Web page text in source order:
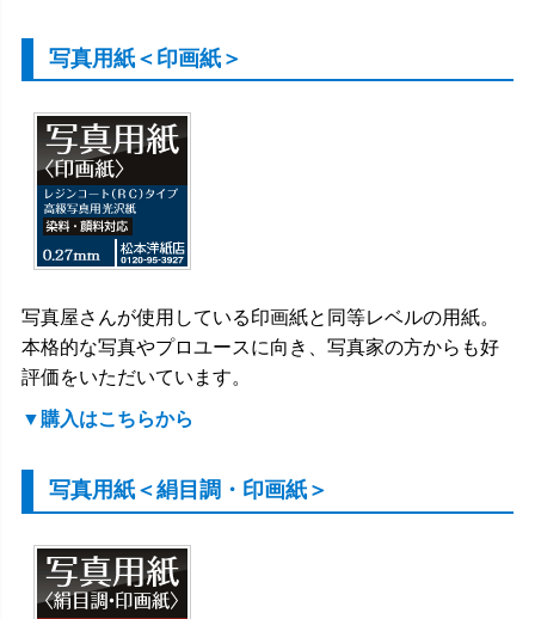
写真用紙＜印画紙＞
写真屋さんが使用している印画紙と同等レベルの用紙。
本格的な写真やプロユースに向き、写真家の方からも好
評価をいただいています。
▼購入はこちらから
写真用紙＜絹目調・印画紙＞